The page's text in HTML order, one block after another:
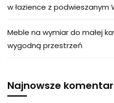
w łazience z podwieszanym
Meble na wymiar do małej
wygodną przestrzeń
Najnowsze